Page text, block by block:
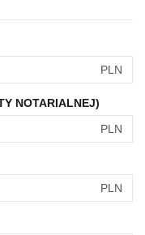
PLN
NOTARIALNEJ)
PLN
PLN